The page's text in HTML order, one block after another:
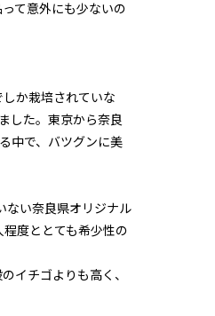
て意外にも少ないの
か栽培されていな
した。東京から奈良
中で、バツグンに美
ない奈良県オリジナル
度ととても希少性の
イチゴよりも高く、